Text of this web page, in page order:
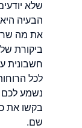
שלא
הבעיה
את מה
ביקורת
חשבונית
נשמע לכם
בקשו את
שם.